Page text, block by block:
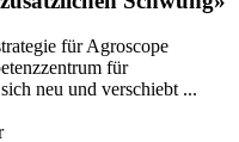
für Agroscope
für
neu und verschiebt ...